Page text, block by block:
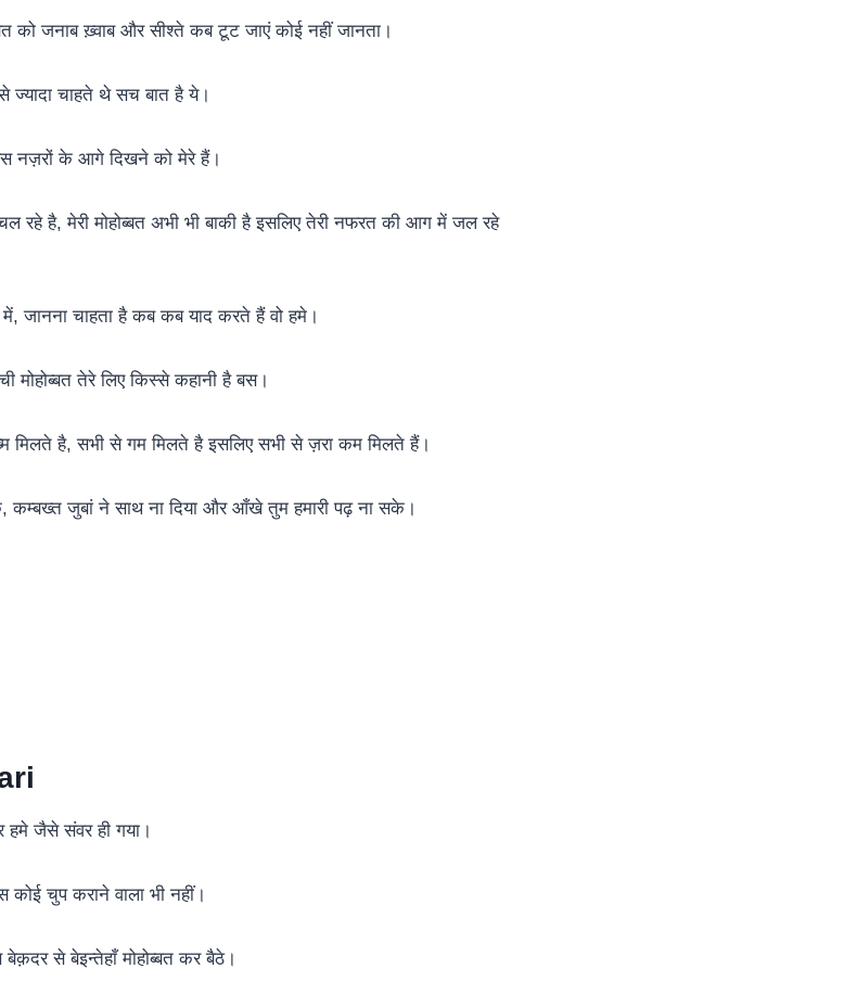
को जनाब ख़्वाब और सीश्ते कब टूट जाएं कोई नहीं जानता।
चाहते थे सच बात है ये।
नज़रों के आगे दिखने को मेरे हैं।
रहे है, मेरी मोहोब्बत अभी भी बाकी है इसलिए तेरी नफरत की आग में जल रहे
जानना चाहता है कब कब याद करते हैं वो हमे।
मोहोब्बत तेरे लिए किस्से कहानी है बस।
मिलते है, सभी से गम मिलते है इसलिए सभी से ज़रा कम मिलते हैं।
कम्बख्त जुबां ने साथ ना दिया और आँखे तुम हमारी पढ़ ना सके।
हमे जैसे संवर ही गया।
कोई चुप कराने वाला भी नहीं।
से बेइन्तेहाँ मोहोब्बत कर बैठे।